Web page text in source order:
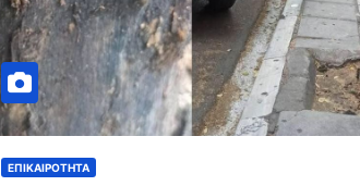
ΕΠΙΚΑΙΡΌΤΗΤΑ